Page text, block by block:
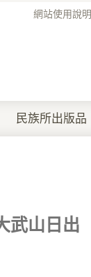
網站使用說明
民族所出版品
武山日出